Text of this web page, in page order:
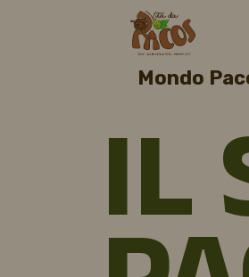
Mondo
IL